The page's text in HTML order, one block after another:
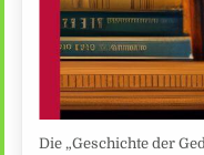
Die „Geschichte der